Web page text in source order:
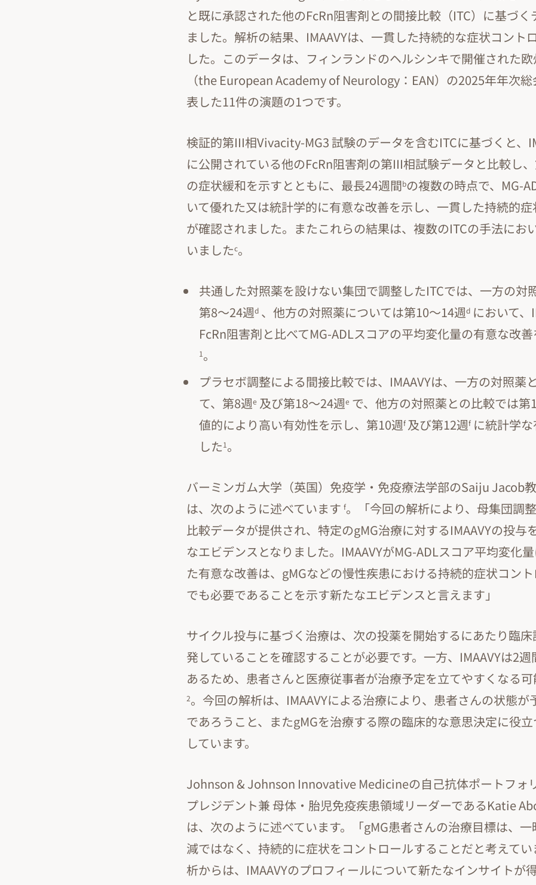
と既に承認された他のFcRn阻害剤との間接比較（ITC）に基づく
ました。解析の結果、IMAAVYは、一貫した持続的な症状コント
した。このデータは、フィンランドのヘルシンキで開催された
（the European Academy of Neurology：EAN）の2025年年次
表した11件の演題の1つです。
検証的第III相Vivacity-MG3 試験のデータを含むITCに基づくと、
に公開されている他のFcRn阻害剤の第III相試験データと比較し
の症状緩和を示すとともに、最長24週間bの複数の時点で、MG-
いて優れた又は統計学的に有意な改善を示し、一貫した持続的
が確認されました。またこれらの結果は、複数のITCの手法にお
いましたc。
共通した対照薬を設けない集団で調整したITCでは、一方の対
第8～24週d 、他方の対照薬については第10～14週d において、
FcRn阻害剤と比べてMG-ADLスコアの平均変化量の有意な改
1 。
プラセボ調整による間接比較では、IMAAVYは、一方の対照薬
て、第8週e 及び第18～24週e で、他方の対照薬との比較では第
値的により高い有効性を示し、第10週f 及び第12週f に統計学
した1 。
バーミンガム大学（英国）免疫学・免疫療法学部のSaiju Jacob教
は、次のように述べています f。「今回の解析により、母集団調
比較データが提供され、特定のgMG治療に対するIMAAVYの投与
なエビデンスとなりました。IMAAVYがMG-ADLスコア平均変化
た有意な改善は、gMGなどの慢性疾患における持続的症状コン
でも必要であることを示す新たなエビデンスと言えます」
サイクル投与に基づく治療は、次の投薬を開始するにあたり臨
発していることを確認することが必要です。一方、IMAAVYは2
あるため、患者さんと医療従事者が治療予定を立てやすくなる
2。今回の解析は、IMAAVYによる治療により、患者さんの状態が
であろうこと、またgMGを治療する際の臨床的な意思決定に役
しています。
Johnson & Johnson Innovative Medicineの自己抗体ポートフォ
プレジデント兼 母体・胎児免疫疾患領域リーダーであるKatie
は、次のように述べています。「gMG患者さんの治療目標は、
減ではなく、持続的に症状をコントロールすることだと考えて
析からは、IMAAVYのプロフィールについて新たなインサイトが